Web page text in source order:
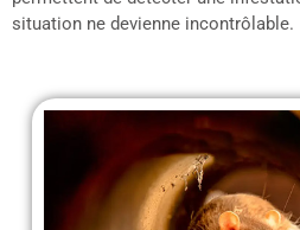
situation ne devienne incontrôlable.